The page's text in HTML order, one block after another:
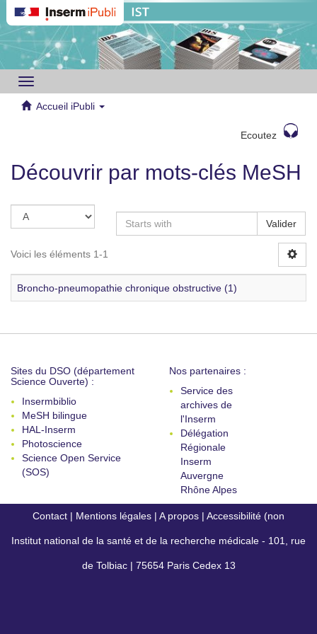
Toggle
navigation
Accueil iPubli
Ecoutez
Découvrir par mots-clés MeSH
Valider
Voici les éléments 1-1
Broncho-pneumopathie chronique obstructive (1)
Sites du DSO (département
Science Ouverte) :
Insermbiblio
MeSH bilingue
HAL-Inserm
Photoscience
Science Open Service
(SOS)
Nos partenaires :
Service des
archives de
l'Inserm
Délégation
Régionale
Inserm
Auvergne
Rhône Alpes
Contact | Mentions légales | A propos | Accessibilité (non
conforme)
Institut national de la santé et de la recherche médicale - 101, rue
de Tolbiac | 75654 Paris Cedex 13